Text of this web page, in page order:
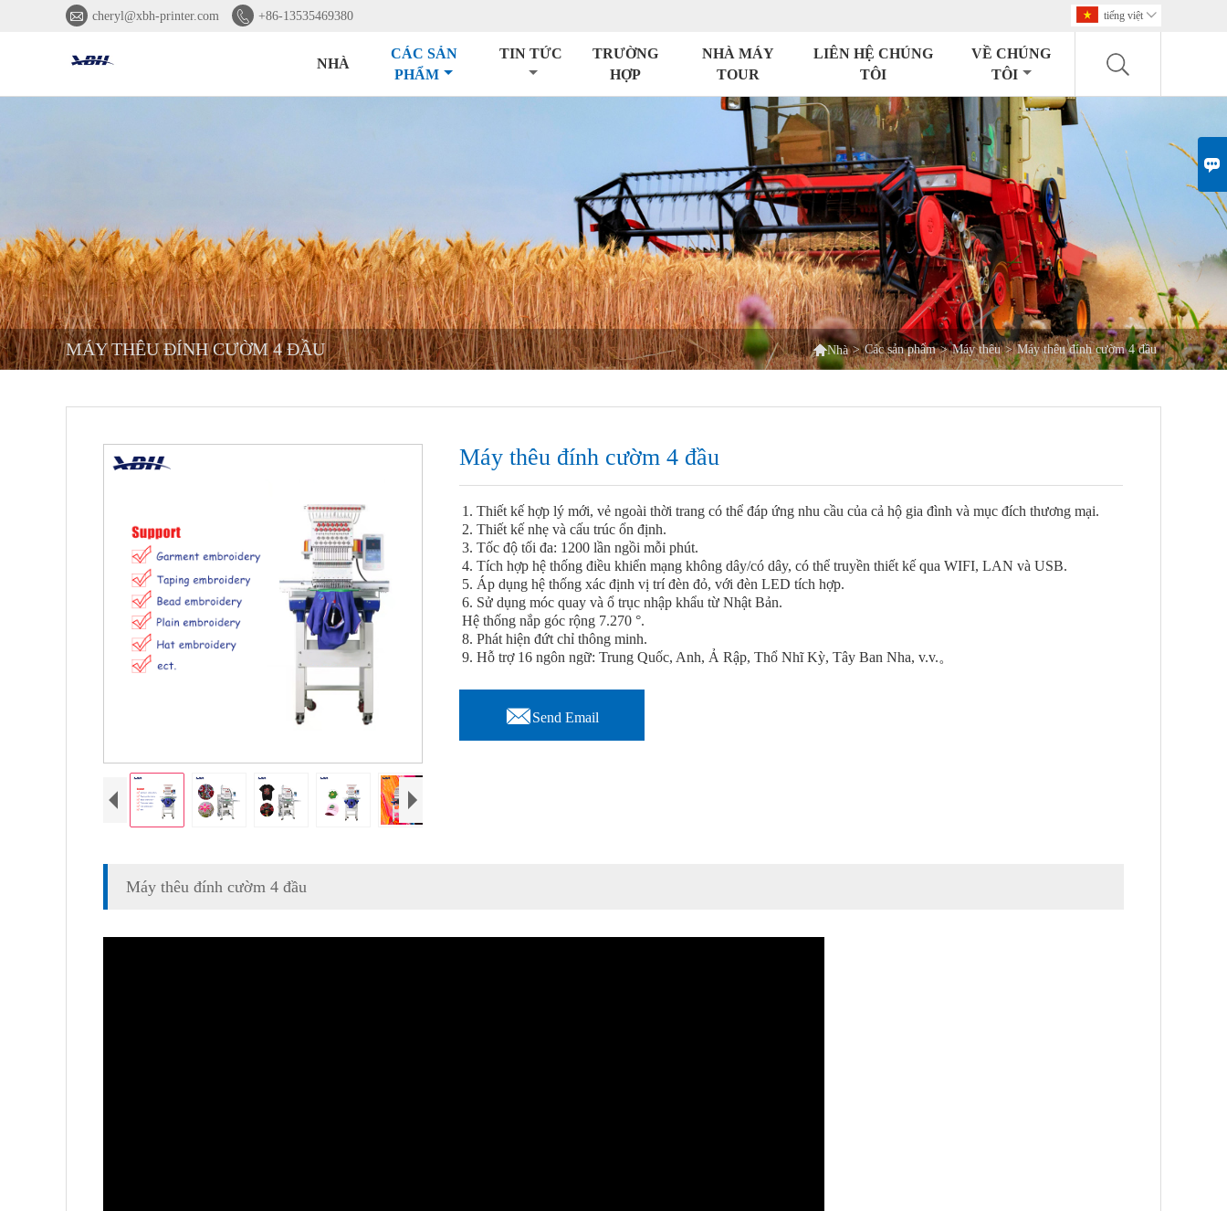

 cheryl@xbh-printer.com  +86-13535469380 tiếng việt 
NHÀ
CÁC SẢN
PHẨM
TIN TỨC
TRƯỜNG
HỢP
NHÀ MÁY
TOUR
LIÊN HỆ CHÚNG
TÔI
VỀ CHÚNG
TÔI
MÁY THÊU ĐÍNH CƯỜM 4 ĐẦU Nhà > Các sản phẩm > Máy thêu > Máy thêu đính cườm 4 đầu
Máy thêu đính cườm 4 đầu
1. Thiết kế hợp lý mới, vẻ ngoài thời trang có thể đáp ứng nhu cầu của cả hộ gia đình và mục đích thương mại.
2. Thiết kế nhẹ và cấu trúc ổn định.
3. Tốc độ tối đa: 1200 lần ngồi mỗi phút.
4. Tích hợp hệ thống điều khiển mạng không dây/có dây, có thể truyền thiết kế qua WIFI, LAN và USB.
5. Áp dụng hệ thống xác định vị trí đèn đỏ, với đèn LED tích hợp.
6. Sử dụng móc quay và ổ trục nhập khẩu từ Nhật Bản.
Hệ thống nắp góc rộng 7.270 °.
8. Phát hiện đứt chỉ thông minh.
9. Hỗ trợ 16 ngôn ngữ: Trung Quốc, Anh, Ả Rập, Thổ Nhĩ Kỳ, Tây Ban Nha, v.v.。
Send Email
Máy thêu đính cườm 4 đầu